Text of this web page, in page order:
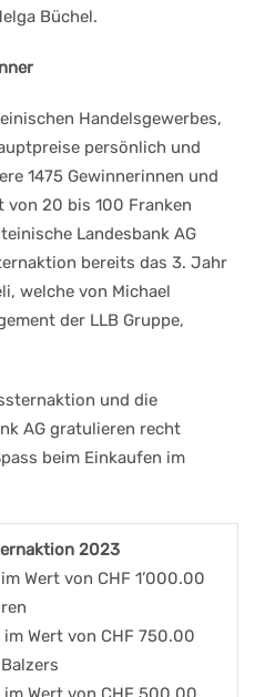
Büchel.
Handelsgewerbes,
persönlich und
1475 Gewinnerinnen und
von 20 bis 100 Franken
Landesbank AG
bereits das 3. Jahr
welche von Michael
der LLB Gruppe,
und die
AG gratulieren recht
beim Einkaufen im
2023
Wert von CHF 1’000.00
Wert von CHF 750.00